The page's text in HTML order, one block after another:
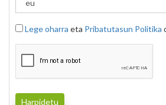
Lege oharra eta Pribatutasun Politika